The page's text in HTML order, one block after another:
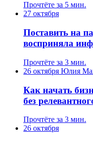
Прочтёте за 5 мин.
27 октября
Поставить на
восприняла
Прочтёте за 3 мин.
26 октября Юлия
Как начать
без
Прочтёте за 3 мин.
26 октября